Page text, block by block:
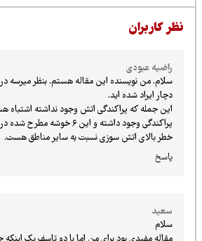
کاربران
راضیه عبودی
سلام. من نویسنده این مقاله هستم. بنظر میرسه در
دچار ایراد شده اید.
این جمله که پراکندگی اتش وجود نداشته اشتباه هست.
خطر بالای اتش سوزی نسبت به سایر مناطق هست.